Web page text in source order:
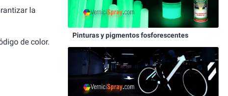
la
de color.
Pinturas y pigmentos fosforescentes